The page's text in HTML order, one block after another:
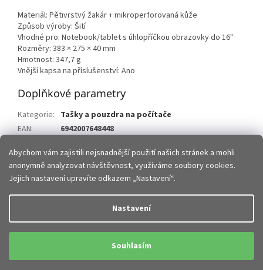
Abychom vám zajistili nejsnadnější použití našich stránek a mohli
anonymně analyzovat návštěvnost, využíváme soubory cookies.
Jejich nastavení upravíte odkazem „Nastavení“.
Nastavení
Souhlasím
Materiál: Pětivrstvý žakár + mikroperforovaná kůže
Způsob výroby: Šití
Vhodné pro: Notebook/tablet s úhlopříčkou obrazovky do 16"
Rozměry: 383 × 275 × 40 mm
Hmotnost: 347,7 g
Vnější kapsa na příslušenství: Ano
Doplňkové parametry
Kategorie: Tašky a pouzdra na počítače
EAN:
6942007648448
Copyright 2026JHMobil.cz. Všechna práva vyhrazena.Upravit
nastavení cookies